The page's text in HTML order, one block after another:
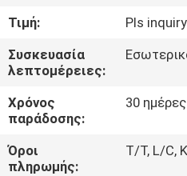
ΜΑΣ
ΕΛΆΤΕ
ΕΠΑΦΉ
ΜΕ
Τιμή:
Pls
Συσκευασία
λεπτομέρειες:
Χρόνος
παράδοσης:
30 ημέρες
Όροι
πληρωμής:
T/T, L/C,